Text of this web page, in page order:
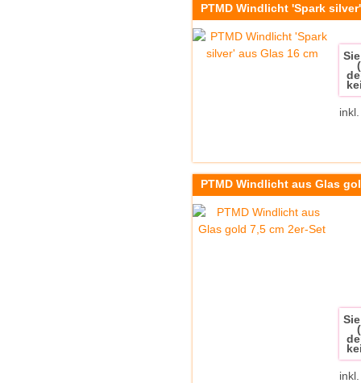
PTMD Windlicht 'Spark
PTMD Windlicht aus Glas